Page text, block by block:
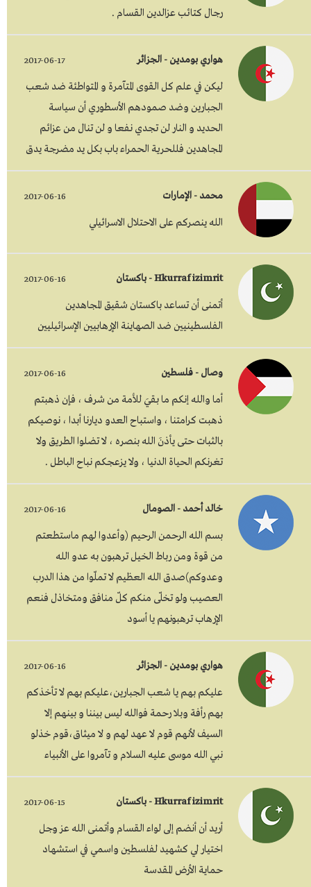
رجال كتائب عزالدين القسام .
هواري بومدين - الجزائر 2017-06-17
ليكن في علم كل القوى المتآمرة و المتواطئة ضد شعب
الجبارين وضد صمودهم الأسطوري أن سياسة
الحديد و النار لن تجدي نفعا و لن تنال من عزائم
المجاهدين فللحرية الحمراء باب بكل يد مضرجة يدق
محمد - الإمارات 2017-06-16
الله ينصركم على الاحتلال الاسرائيلي
Hkurraf izimrit - باكستان 2017-06-16
أتمنى أن تساعد باكستان شقيق المجاهدين
الفلسطينيين ضد الصهاينة الإرهابيين الإسرائيليين
وصال - فلسطين 2017-06-16
أما والله إنكم ما بقيَ للأمة من شرف ، فإن ذهبتم
ذهبت كرامتنا ، واستباح العدو ديارنا أبدا ، نوصيكم
بالثبات حتى يأذنَ الله بنصره ، لا تضلوا الطريق ولا
تغرنكم الحياة الدنيا ، ولا يزعجكم نباح الباطل .
خالد أحمد - الصومال 2017-06-16
بسم الله الرحمن الرحيم (وأعدوا لهم ماستطعتم
من قوة ومن رباط الخيل ترهبون به عدو الله
وعدوكم)صدق الله العظيم لا تملّوا من هذا الدرب
العصيب ولو تخلّى منكم كلّ منافق ومتخاذل فنعم
الإرهاب ترهبونهم يا أسود
هواري بومدين - الجزائر 2017-06-16
عليكم بهم يا شعب الجبارين،عليكم بهم لا تأخذكم
بهم رأفة وبلا رحمة فوالله ليس بيننا و بينهم إلا
السيف لأنهم قوم لا عهد لهم و لا ميثاق،قوم خذلو
نبي الله موسى عليه السلام و تآمروا على الأنبياء
Hkurraf izimrit - باكستان 2017-06-15
أريد أن أنضم إلى لواء القسام وأتمنى الله عز وجل
اختيار لي كشهيد لفلسطين واسمي في استشهاد
حماية الأرض المقدسة